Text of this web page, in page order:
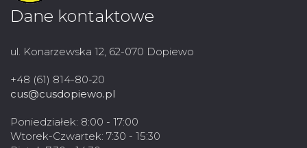
Dane kontaktowe
ul. Konarzewska 12, 62-070 Dopiewo
+48 (61) 814-80-20
cus@cusdopiewo.pl
Poniedziałek: 8:00 - 17:00
Wtorek-Czwartek: 7:30 - 15:30